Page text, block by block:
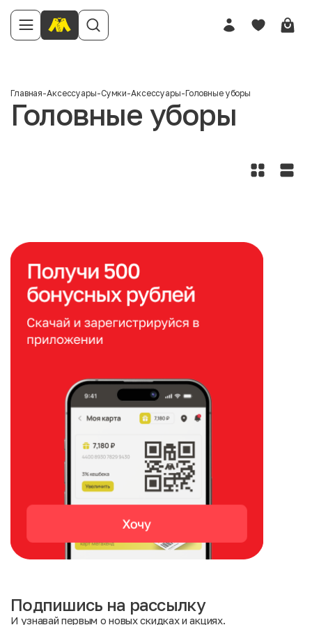
Главная-Аксессуары-Сумки-Аксессуары-Головные уборы
Головные уборы
Подпишись на рассылку
И узнавай первым о новых скидках и акциях.